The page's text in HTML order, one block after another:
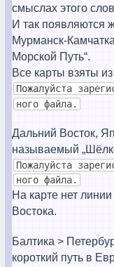
смыслах этого
И так появляются
Мурманск-
Морской Путь“.
Все карты взяты
Пожалуйста
ного файла.
Дальний Восток,
называемый
Пожалуйста
ного файла.
На карте нет
Востока.
Балтика >
короткий путь в